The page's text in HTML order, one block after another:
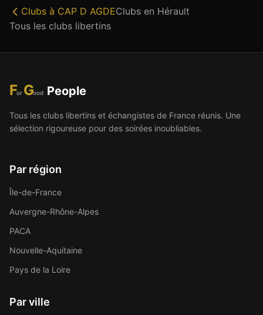
Clubs à CAP D AGDEClubs en Hérault
Tous les clubs libertins
For Good People
Tous les clubs libertins et échangistes de France réunis. Une
sélection rigoureuse pour des soirées inoubliables.
Par région
Île-de-France
Auvergne-Rhône-Alpes
PACA
Nouvelle-Aquitaine
Pays de la Loire
Par ville